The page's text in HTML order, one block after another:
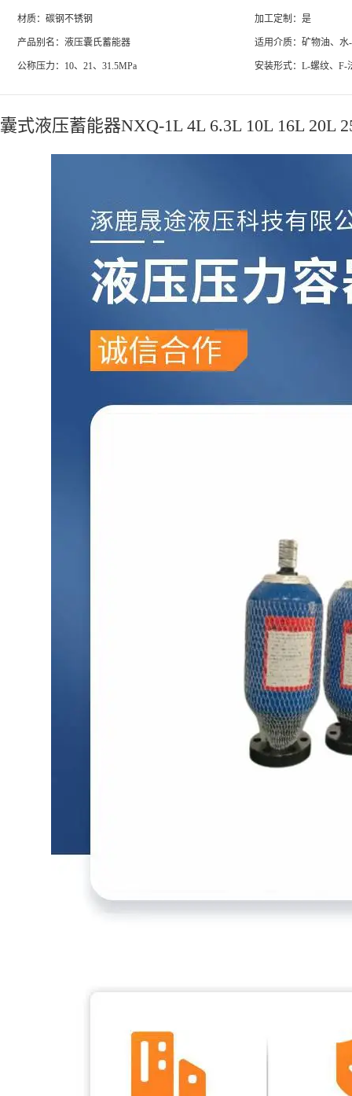
材质：碳钢不锈钢 加工定制：是
产品别名：液压囊氏蓄能器 适用介质：矿物油、
公称压力：10、21、31.5MPa 安装形式：L-螺纹、F-
囊式液压蓄能器NXQ-1L 4L 6.3L 10L 16L 20L